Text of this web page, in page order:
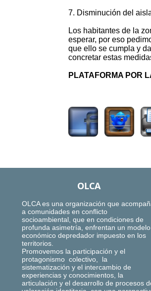
7. Disminución del
Los habitantes de la
esperar, por eso
que ello se cumpla y
concretar estas
PLATAFORMA POR
OLCA
OLCA es una organización que
a comunidades en conflicto
socioambiental, que en condiciones de
profunda asimetría, enfrentan un modelo
económico depredador impuesto en los
territorios.
Promovemos la participación y el
protagonismo colectivo, la
sistematización y el intercambio de
experiencias y conocimientos, la
articulación y el desarrollo de procesos